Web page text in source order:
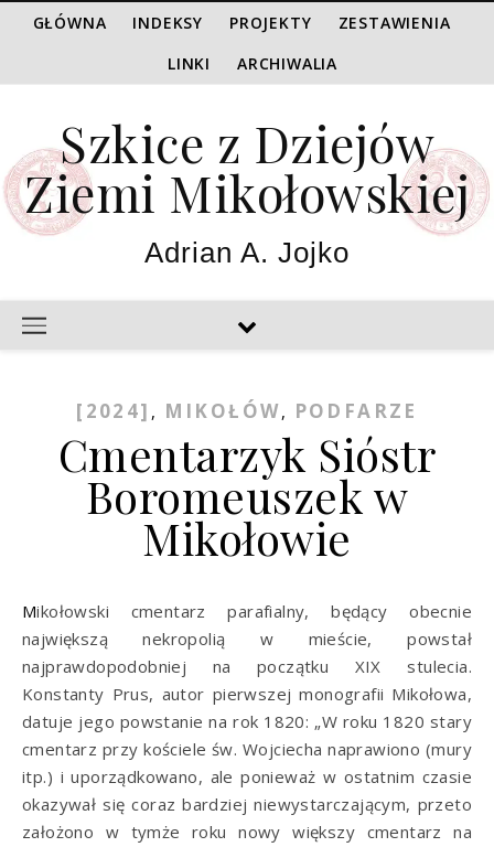
GŁÓWNA INDEKSY PROJEKTY
ZESTAWIENIA
LINKI
ARCHIWALIA
Szkice z Dziejów
Ziemi Mikołowskiej
Adrian A. Jojko
[2024] , MIKOŁÓW, PODFARZE
Cmentarzyk Sióstr
Boromeuszek w
Mikołowie
Mikołowski cmentarz parafialny, będący obecnie
największą nekropolią w mieście, powstał
najprawdopodobniej na początku XIX stulecia.
Konstanty Prus, autor pierwszej monografii Mikołowa,
datuje jego powstanie na rok 1820: „W roku 1820 stary
cmentarz przy kościele św. Wojciecha naprawiono (mury
itp.) i uporządkowano, ale ponieważ w ostatnim czasie
okazywał się coraz bardziej niewystarczającym, przeto
założono w tymże roku nowy większy cmentarz na